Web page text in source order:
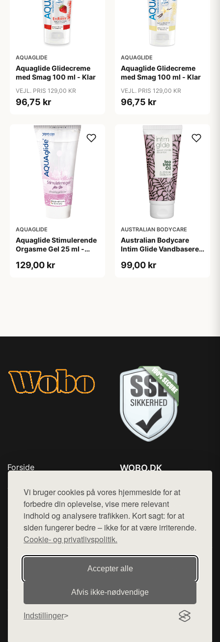
Vi bruger cookies på vores hjemmeside for at
forbedre din oplevelse, vise mere relevant
indhold og analysere trafikken. Kort sagt: for at
siden fungerer bedre – ikke for at være irriterende.
Cookie- og privatlivspolitik.
Accepter alle
Afvis ikke‑nødvendige
Indstillinger
AQUAGLIDE
Aquaglide Glidecreme
med Smag 100 ml - Klar
VEJL. PRIS 129,00 KR
96,75 kr
AQUAGLIDE
Aquaglide Glidecreme
med Smag 100 ml - Klar
VEJL. PRIS 129,00 KR
96,75 kr
AQUAGLIDE
Aquaglide Stimulerende
Orgasme Gel 25 ml -
129,00 kr
AUSTRALIAN BODYCARE
Australian Bodycare
Intim Glide Vandbaseret
99,00 kr
Forside
Top Rabatter
Kontakt
WOBO.DK
Mail: hej@want.dk
Cookie- og privatlivspolitik
Denne side er en del af want.dk, der udgiver en række
hjemmesider med præsentation af forskellige produkter fra
diverse webshops. Der sælges ikke varer fra denne side - vi
henviser til de shops, som sælger varen. Vi har heller ikke
varerne på lager.